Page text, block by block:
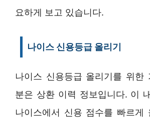
요하게 보고 있습니다.
나이스 신용등급 올리기
나이스 신용등급 올리기를 위한
분은 상환 이력 정보입니다. 이
나이스에서 신용 점수를 빠르게